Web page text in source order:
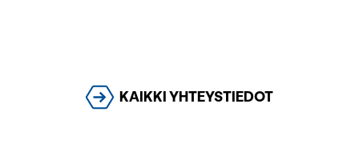
KAIKKI YHTEYSTIEDOT